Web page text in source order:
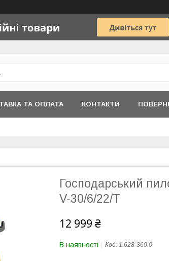
ТА ОПЛАТА КОНТАКТИ
Господарський
V-30/6/22/T
12 999 ₴
В наявності Код: 1.628-360.0